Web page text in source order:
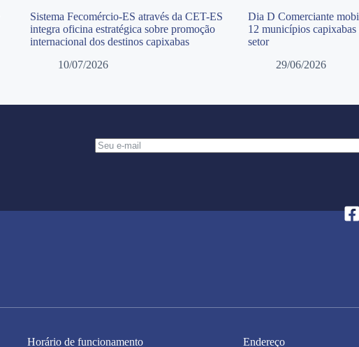
Sistema Fecomércio-ES através da CET-ES
integra oficina estratégica sobre promoção
internacional dos destinos capixabas
10/07/2026
Dia D Comerciante
12 municípios capixabas
setor
29/06/2026
Horário de funcionamento Endereço